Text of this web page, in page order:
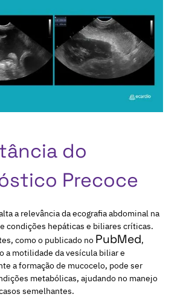
do
Precoce
a relevância da ecografia abdominal na
condições hepáticas e biliares críticas.
como o publicado no PubMed,
a motilidade da vesícula biliar e
a formação de mucocelo, pode ser
metabólicas, ajudando no manejo
semelhantes.